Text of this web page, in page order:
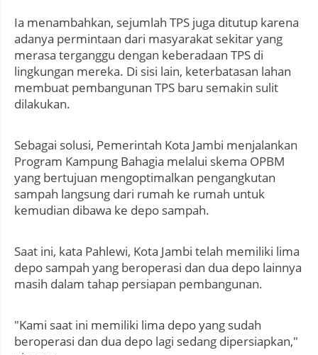
Ia menambahkan, sejumlah TPS juga ditutup karena
adanya permintaan dari masyarakat sekitar yang
merasa terganggu dengan keberadaan TPS di
lingkungan mereka. Di sisi lain, keterbatasan lahan
membuat pembangunan TPS baru semakin sulit
dilakukan.
Sebagai solusi, Pemerintah Kota Jambi menjalankan
Program Kampung Bahagia melalui skema OPBM
yang bertujuan mengoptimalkan pengangkutan
sampah langsung dari rumah ke rumah untuk
kemudian dibawa ke depo sampah.
Saat ini, kata Pahlewi, Kota Jambi telah memiliki lima
depo sampah yang beroperasi dan dua depo lainnya
masih dalam tahap persiapan pembangunan.
"Kami saat ini memiliki lima depo yang sudah
beroperasi dan dua depo lagi sedang dipersiapkan,"